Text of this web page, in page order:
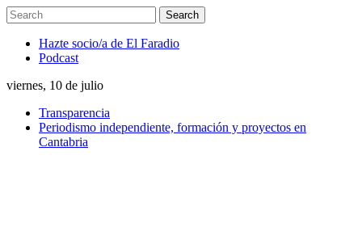
Hazte socio/a de El Faradio
Podcast
viernes, 10 de julio
Transparencia
Periodismo independiente, formación y proyectos en
Cantabria